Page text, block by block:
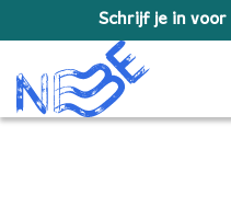
Schrijf je in voor